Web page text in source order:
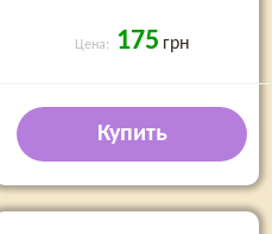
Цена: 175 грн
Купить